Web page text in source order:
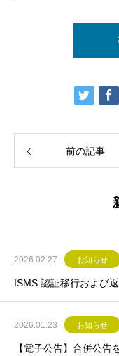
前の記事
2026.02.27 お知らせ
ISMS 認証移行および
2026.01.23 お知らせ
【電子公告】合併公告